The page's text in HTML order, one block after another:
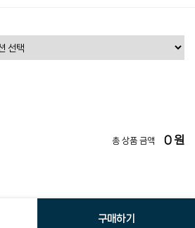
총 상품 금액 0원
구매하기